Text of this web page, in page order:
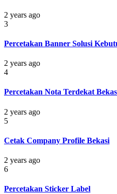
2 years ago
3
Percetakan Banner Solusi
2 years ago
4
Percetakan Nota Terdekat
2 years ago
5
Cetak Company Profile Bekasi
2 years ago
6
Percetakan Sticker Label